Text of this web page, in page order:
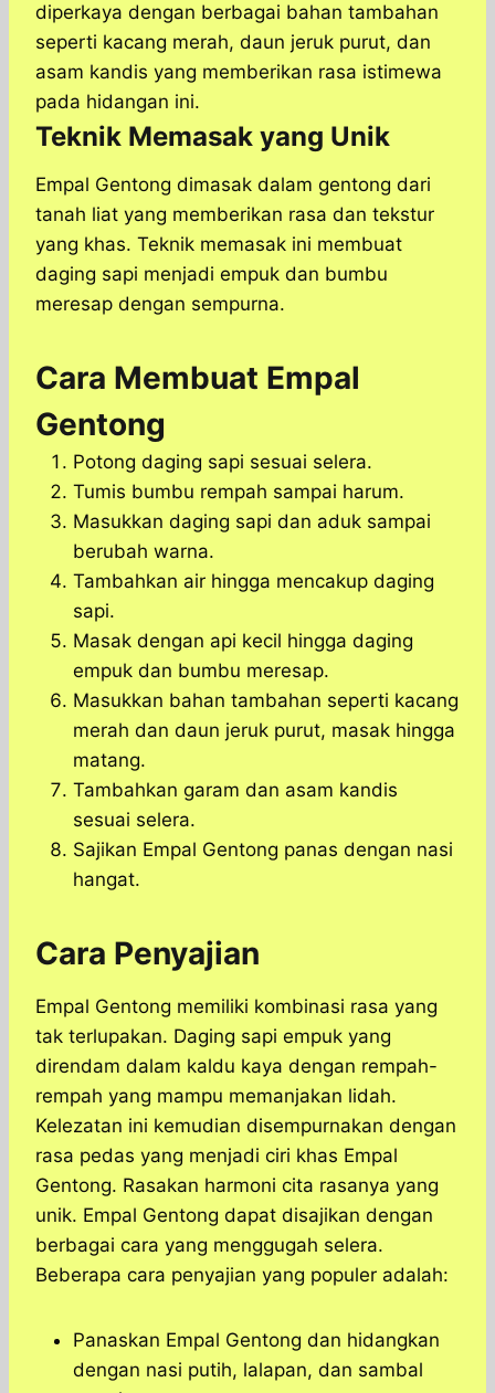
diperkaya dengan berbagai bahan tambahan
seperti kacang merah, daun jeruk purut, dan
asam kandis yang memberikan rasa istimewa
pada hidangan ini.
Teknik Memasak yang Unik
Empal Gentong dimasak dalam gentong dari
tanah liat yang memberikan rasa dan tekstur
yang khas. Teknik memasak ini membuat
daging sapi menjadi empuk dan bumbu
meresap dengan sempurna.
Cara Membuat Empal
Gentong
Potong daging sapi sesuai selera.
Tumis bumbu rempah sampai harum.
Masukkan daging sapi dan aduk sampai
berubah warna.
Tambahkan air hingga mencakup daging
sapi.
Masak dengan api kecil hingga daging
empuk dan bumbu meresap.
Masukkan bahan tambahan seperti kacang
merah dan daun jeruk purut, masak hingga
matang.
Tambahkan garam dan asam kandis
sesuai selera.
Sajikan Empal Gentong panas dengan nasi
hangat.
Cara Penyajian
Empal Gentong memiliki kombinasi rasa yang
tak terlupakan. Daging sapi empuk yang
direndam dalam kaldu kaya dengan rempah-
rempah yang mampu memanjakan lidah.
Kelezatan ini kemudian disempurnakan dengan
rasa pedas yang menjadi ciri khas Empal
Gentong. Rasakan harmoni cita rasanya yang
unik. Empal Gentong dapat disajikan dengan
berbagai cara yang menggugah selera.
Beberapa cara penyajian yang populer adalah:
Panaskan Empal Gentong dan hidangkan
dengan nasi putih, lalapan, dan sambal